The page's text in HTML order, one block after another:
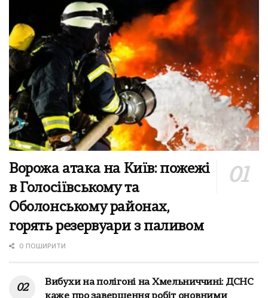
Ворожа атака на Київ: пожежі
в Голосіївському та
Оболонському районах,
горять резервуари з паливом
0 ПОШИРИТИ
Вибухи на полігоні на Хмельниччині: ДСНС
каже про завершення робіт оновними